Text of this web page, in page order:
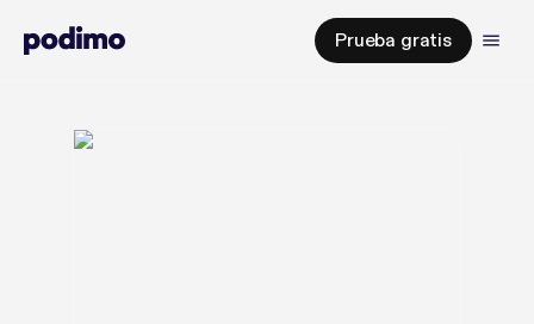
Prueba gratis